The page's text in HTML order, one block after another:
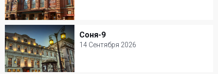
3 Сентября 2026
Театр им. В. Маяковского
Детские спектакли
Соня-9
14 Сентября 2026
Соня-9
14 Сентября 2026